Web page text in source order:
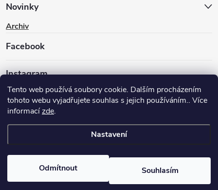
Tento web používá soubory cookie. Dalším procházením
tohoto webu vyjadřujete souhlas s jejich používáním.. Více
informacízde.
Nastavení
Odmítnout Souhlasím
Novinky
Archiv
Facebook
Instagram
nastavení cookies